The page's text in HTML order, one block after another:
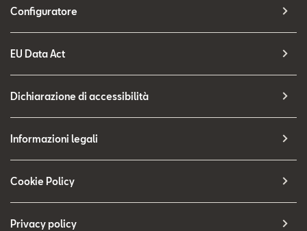
Configuratore
EU Data Act
Dichiarazione di accessibilità
Informazioni legali
Cookie Policy
Privacy policy